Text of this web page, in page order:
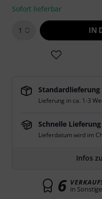
Sofort lieferbar
1 IN
Standardlieferung
Lieferung in ca. 1-3
Schnelle Lieferung
Lieferdatum wird im
Infos
6 in